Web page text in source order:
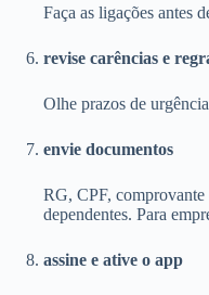
Faça as ligações antes
revise carências e
Olhe prazos de
envie documentos
RG, CPF, comprovante
dependentes. Para
assine e ative o app